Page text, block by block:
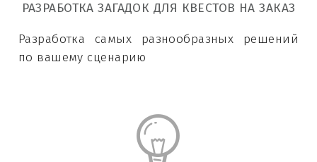
РАЗРАБОТКА ЗАГАДОК ДЛЯ КВЕСТОВ НА ЗАКАЗ
Разработка самых разнообразных решений
по вашему сценарию